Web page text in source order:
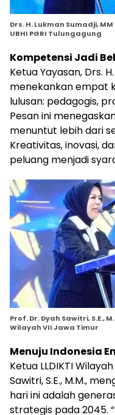
Drs. H. Lukman Sumadji,
UBHI PGRI Tulungagung
Kompetensi Jadi
Ketua Yayasan, Drs.
menekankan empat
lulusan: pedagogis,
Pesan ini
menuntut lebih dari
Kreativitas, inovasi,
peluang menjadi
Prof. Dr. Dyah Sawitri, S.E.,
Wilayah VII Jawa Timur
Menuju Indonesia
Ketua LLDIKTI
Sawitri, S.E., M.M.,
hari ini adalah
strategis pada 2045.